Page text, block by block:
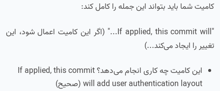
کامیت شما باید بتواند این جمله را کامل کند:
"If applied, this commit will..." (اگر این کامیت اعمال شود، این
تغییر را ایجاد می‌کند...)
این کامیت چه کاری انجام می‌دهد؟ If applied, this commit
will add user authentication layout (صحیح)